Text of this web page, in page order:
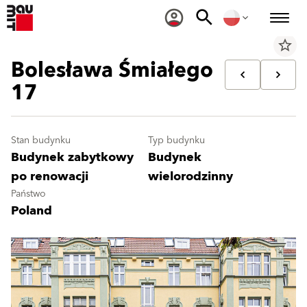
star_border
Bolesława Śmiałego
17
Stan budynku
Budynek zabytkowy
po renowacji
Typ budynku
Budynek
wielorodzinny
Państwo
Poland